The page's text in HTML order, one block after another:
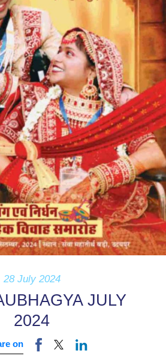
28 July 2024
JULY
2024
on